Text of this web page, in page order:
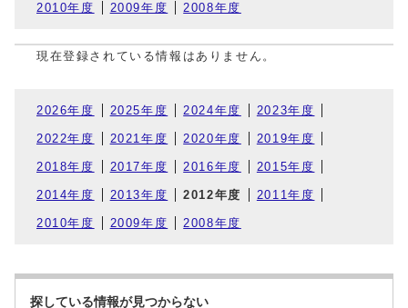
2010年度 2009年度 2008年度
現在登録されている情報はありません。
2026年度 2025年度 2024年度 2023年度
2022年度 2021年度 2020年度 2019年度
2018年度 2017年度 2016年度 2015年度
2014年度 2013年度 2012年度 2011年度
2010年度 2009年度 2008年度
探している情報が見つからない